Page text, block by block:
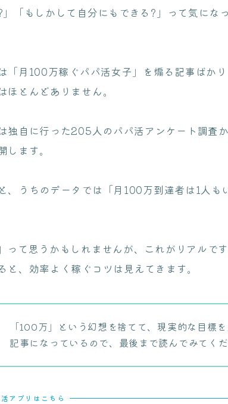
「もしかして自分にもできる?」って気にな
「月100万稼ぐパパ活女子」を煽る記事ばか
とんどありません。
独自に行った205人のパパ活アンケート調査
ます。
、うちのデータでは「月100万到達者は1人も
て思うかもしれませんが、これがリアルで
と、効率よく稼ぐコツは見えてきます。
「100万」という幻想を捨てて、現実的な目標
記事になっているので、最後まで読んでみてくだ
アプリはこちら